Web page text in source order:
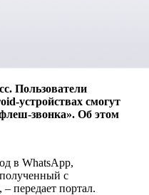
Пользователи
устройствах смогут
звонка». Об этом
в WhatsApp,
с
передает портал.